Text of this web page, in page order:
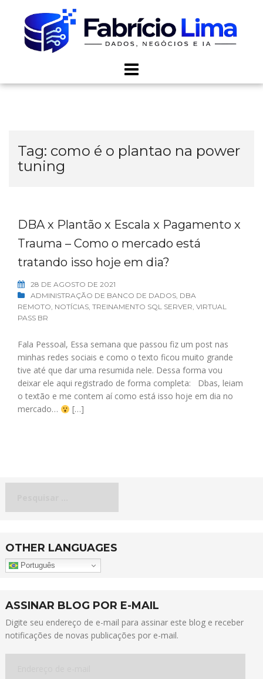
content
Tag: como é o plantao na power
tuning
DBA x Plantão x Escala x Pagamento x
Trauma – Como o mercado está
tratando isso hoje em dia?
28 DE AGOSTO DE 2021
ADMINISTRAÇÃO DE BANCO DE DADOS, DBA
REMOTO, NOTÍCIAS, TREINAMENTO SQL SERVER, VIRTUAL
PASS BR
Fala Pessoal, Essa semana que passou fiz um post nas
minhas redes sociais e como o texto ficou muito grande
tive até que dar uma resumida nele. Dessa forma vou
deixar ele aqui registrado de forma completa: Dbas, leiam
o textão e me contem aí como está isso hoje em dia no
mercado…
[…]
OTHER LANGUAGES
Português
ASSINAR BLOG POR E-MAIL
Digite seu endereço de e-mail para assinar este blog e receber
notificações de novas publicações por e-mail.